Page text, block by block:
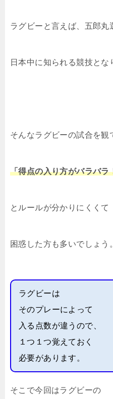
o
k
ラグビーと言えば、五郎丸
日本中に知られる競技とな
そんなラグビーの試合を観
「得点の入り方がバラバラ
とルールが分かりにくくて
困惑した方も多いでしょう。
ラグビーは
そのプレーによって
入る点数が違うので、
１つ１つ覚えておく
必要があります。
そこで今回はラグビーの